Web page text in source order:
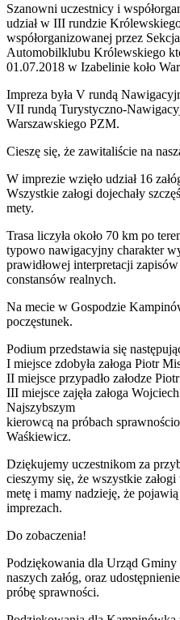
Szanowni uczestnicy i
udział w III rundzie
współorganizowanej przez
Automobilklubu Królewskiego
01.07.2018 w Izabelinie koło
Impreza była V rundą
VII rundą Turystyczno-
Warszawskiego PZM.
Cieszę się, że zawitaliście na
W imprezie wzięło udział 16
Wszystkie załogi dojechały
mety.
Trasa liczyła około 70 km po
typowo nawigacyjny charakter
prawidłowej interpretacji
constansów realnych.
Na mecie w Gospodzie
poczęstunek.
Podium przedstawia się
I miejsce zdobyła załoga Piotr
II miejsce przypadło załodze
III miejsce zajęła załoga
Najszybszym
kierowcą na próbach
Waśkiewicz.
Dziękujemy uczestnikom za
cieszymy się, że wszystkie
metę i mamy nadzieję, że
imprezach.
Do zobaczenia!
Podziękowania dla Urząd
naszych załóg, oraz
próbę sprawności.